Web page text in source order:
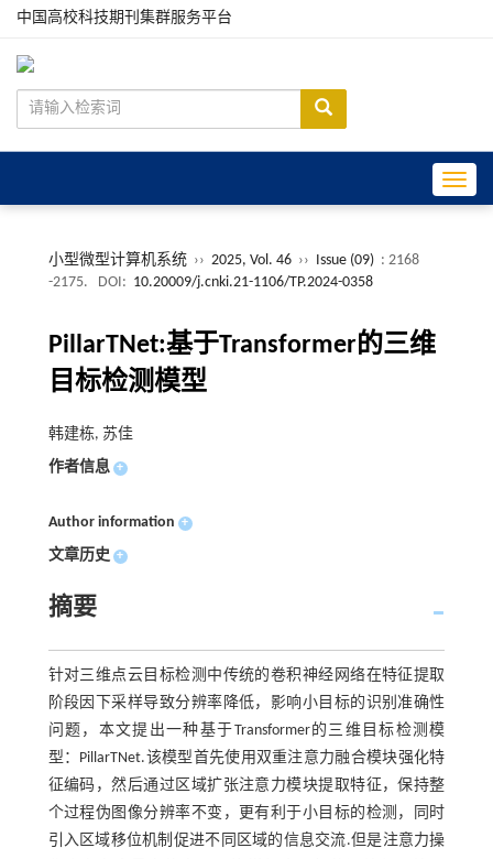
中国高校科技期刊集群服务平台
小型微型计算机系统 ›› 2025, Vol. 46 ›› Issue (09) : 2168
-2175.
DOI: 10.20009/j.cnki.21-1106/TP.2024-0358
PillarTNet:基于Transformer的三维
目标检测模型
韩建栋, 苏佳
作者信息 +
Author information +
文章历史 +
摘要
针对三维点云目标检测中传统的卷积神经网络在特征提取
阶段因下采样导致分辨率降低，影响小目标的识别准确性
问题，本文提出一种基于Transformer的三维目标检测模
型：PillarTNet.该模型首先使用双重注意力融合模块强化特
征编码，然后通过区域扩张注意力模块提取特征，保持整
个过程伪图像分辨率不变，更有利于小目标的检测，同时
引入区域移位机制促进不同区域的信息交流.但是注意力操